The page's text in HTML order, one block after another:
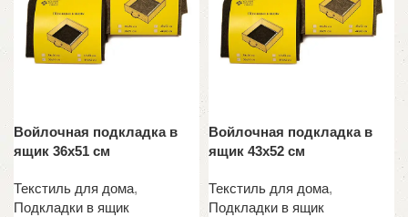
Войлочная подкладка в
ящик 36х51 см
Текстиль для дома,
Подкладки в ящик
Войлочная подкладка в
ящик 43х52 см
Текстиль для дома,
Подкладки в ящик